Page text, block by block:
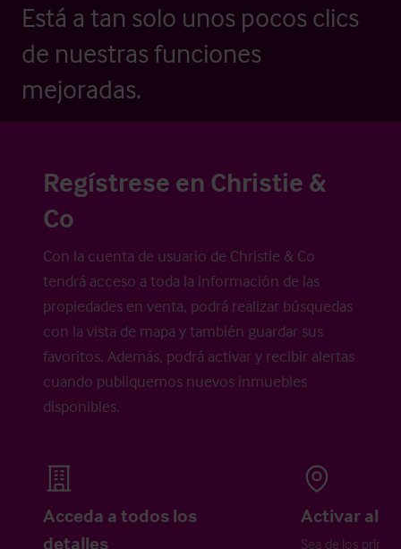
Está a tan solo unos pocos clics
de nuestras funciones
mejoradas.
Regístrese en Christie &
Co
Con la cuenta de usuario de Christie & Co
tendrá acceso a toda la información de las
propiedades en venta, podrá realizar búsquedas
con la vista de mapa y también guardar sus
favoritos. Además, podrá activar y recibir alertas
cuando publiquemos nuevos inmuebles
disponibles.
Acceda a todos los
detalles
Activar
Sea de los